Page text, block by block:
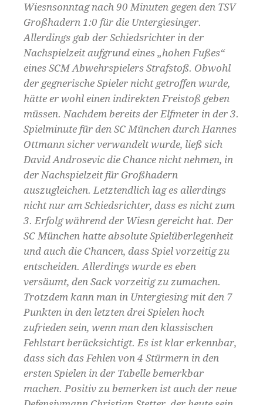
Wiesnsonntag nach 90 Minuten gegen den TSV
Großhadern 1:0 für die Untergiesinger.
Allerdings gab der Schiedsrichter in der
Nachspielzeit aufgrund eines „hohen Fußes“
eines SCM Abwehrspielers Strafstoß. Obwohl
der gegnerische Spieler nicht getroffen wurde,
hätte er wohl einen indirekten Freistoß geben
müssen. Nachdem bereits der Elfmeter in der 3.
Spielminute für den SC München durch Hannes
Ottmann sicher verwandelt wurde, ließ sich
David Androsevic die Chance nicht nehmen, in
der Nachspielzeit für Großhadern
auszugleichen. Letztendlich lag es allerdings
nicht nur am Schiedsrichter, dass es nicht zum
3. Erfolg während der Wiesn gereicht hat. Der
SC München hatte absolute Spielüberlegenheit
und auch die Chancen, dass Spiel vorzeitig zu
entscheiden. Allerdings wurde es eben
versäumt, den Sack vorzeitig zu zumachen.
Trotzdem kann man in Untergiesing mit den 7
Punkten in den letzten drei Spielen hoch
zufrieden sein, wenn man den klassischen
Fehlstart berücksichtigt. Es ist klar erkennbar,
dass sich das Fehlen von 4 Stürmern in den
ersten Spielen in der Tabelle bemerkbar
machen. Positiv zu bemerken ist auch der neue